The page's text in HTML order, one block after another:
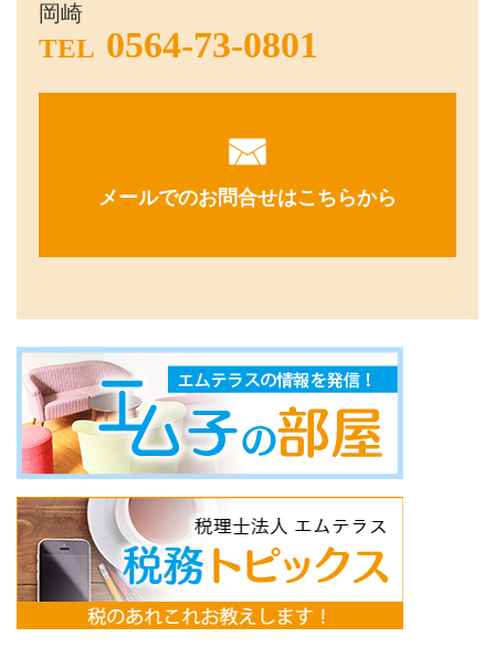
岡崎
TEL 0564-73-0801
メールでのお問合せはこちらから